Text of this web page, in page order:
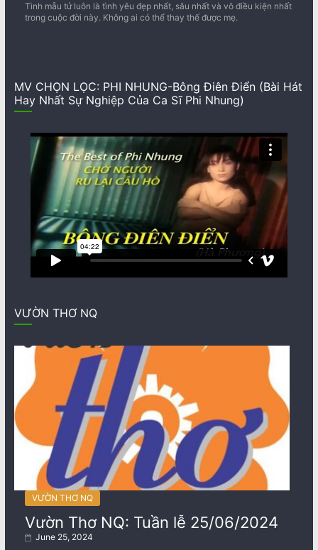
Tình mẫu tử luôn là tình yêu đẹp nhất, sâu nhất và vô điều kiện nhất
trong cuộc đời này. Không ai có thể thay thế được mẹ.
MV CHỌN LỌC: PHI NHUNG-Bông Điên Điển (Bài Hát
Hay Nhất Sự Nghiệp Của Ca Sĩ Phi Nhung)
VƯỜN THƠ NQ
VƯỜN THƠ NQ
Vườn Thơ NQ: Tuần lễ 25/06/2024
June 25, 2024